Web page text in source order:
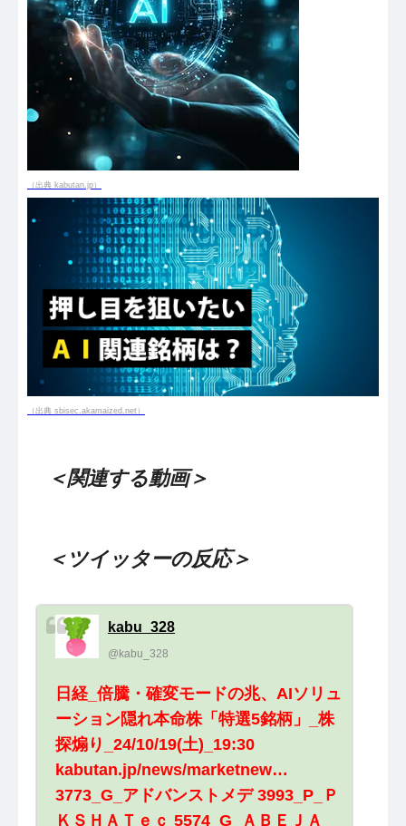
（出典 kabutan.jp）
（出典 sbisec.akamaized.net）
＜関連する動画＞
＜ツイッターの反応＞
kabu_328
@kabu_328
日経_倍騰・確変モードの兆、AIソリュ
ーション隠れ本命株「特選5銘柄」_株
探煽り_24/10/19(土)_19:30
kabutan.jp/news/marketnew…
3773_G_アドバンストメデ 3993_P_Ｐ
ＫＳＨＡＴｅｃ 5574_G_ＡＢＥＪＡ